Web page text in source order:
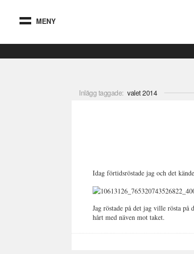
MENY
Inlägg taggade: valet 2014
Idag förtidsröstade jag och det
Jag röstade på det jag ville rösta på
hårt med näven mot taket.